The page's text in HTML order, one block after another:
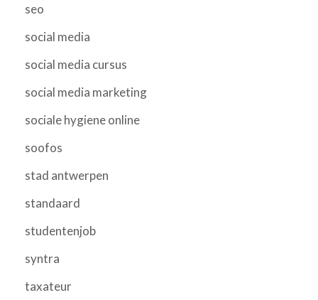
seo
social media
social media cursus
social media marketing
sociale hygiene online
soofos
stad antwerpen
standaard
studentenjob
syntra
taxateur